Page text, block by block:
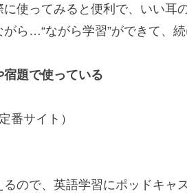
使ってみると便利で、いい耳
ら…“ながら学習”ができて、続
題で使っている
番サイト）
ので、英語学習にポッドキャ